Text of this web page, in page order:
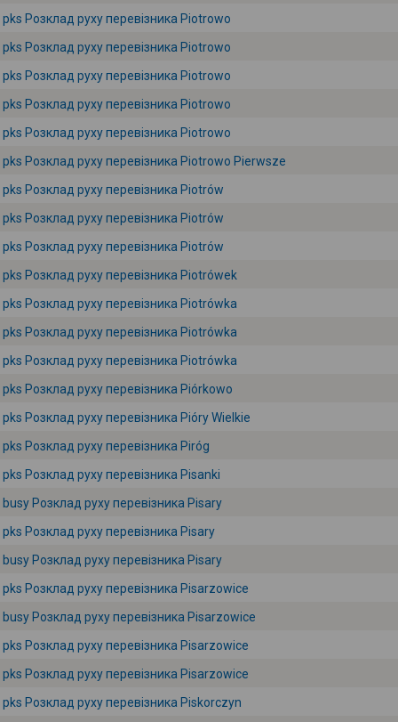
pks Розклад руху перевізника Piotrowo
pks Розклад руху перевізника Piotrowo
pks Розклад руху перевізника Piotrowo
pks Розклад руху перевізника Piotrowo
pks Розклад руху перевізника Piotrowo
pks Розклад руху перевізника Piotrowo Pierwsze
pks Розклад руху перевізника Piotrów
pks Розклад руху перевізника Piotrów
pks Розклад руху перевізника Piotrów
pks Розклад руху перевізника Piotrówek
pks Розклад руху перевізника Piotrówka
pks Розклад руху перевізника Piotrówka
pks Розклад руху перевізника Piotrówka
pks Розклад руху перевізника Piórkowo
pks Розклад руху перевізника Pióry Wielkie
pks Розклад руху перевізника Piróg
pks Розклад руху перевізника Pisanki
busy Розклад руху перевізника Pisary
pks Розклад руху перевізника Pisary
busy Розклад руху перевізника Pisary
pks Розклад руху перевізника Pisarzowice
busy Розклад руху перевізника Pisarzowice
pks Розклад руху перевізника Pisarzowice
pks Розклад руху перевізника Pisarzowice
pks Розклад руху перевізника Piskorczyn